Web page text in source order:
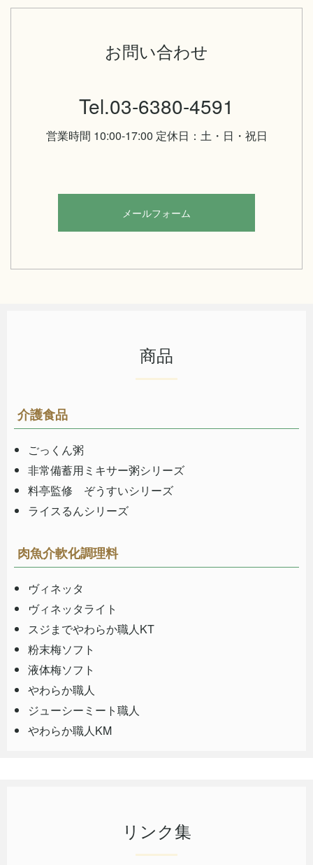
お問い合わせ
Tel.03-6380-4591
営業時間 10:00-17:00 定休日：土・日・祝日
メールフォーム
商品
介護食品
ごっくん粥
非常備蓄用ミキサー粥シリーズ
料亭監修 ぞうすいシリーズ
ライスるんシリーズ
肉魚介軟化調理料
ヴィネッタ
ヴィネッタライト
スジまでやわらか職人KT
粉末梅ソフト
液体梅ソフト
やわらか職人
ジューシーミート職人
やわらか職人KM
リンク集